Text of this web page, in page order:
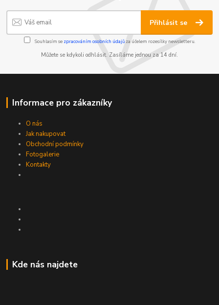
Přihlásit se
Souhlasím se zpracováním osobních údajůza účelem rozesílky newsletteru.
Můžete se kdykoli odhlásit. Zasíláme jednou za 14 dní.
Informace pro zákazníky
O nás
Jak nakupovat
Obchodní podmínky
Fotogalerie
Kontakty
Kde nás najdete